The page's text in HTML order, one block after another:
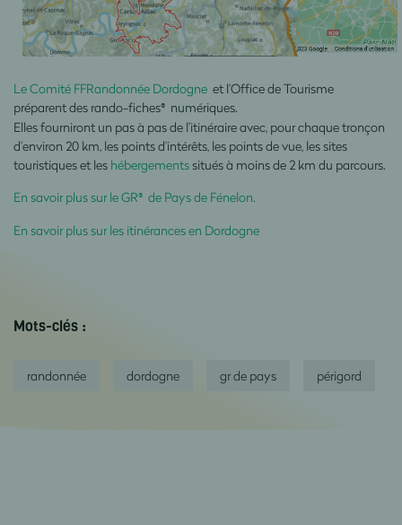
Le Comité FFRandonnée Dordogne et l’Office de Tourisme
préparent des rando-fiches® numériques.
Elles fourniront un pas à pas de l’itinéraire avec, pour chaque tronçon
d’environ 20 km, les points d’intérêts, les points de vue, les sites
touristiques et les hébergements situés à moins de 2 km du parcours.
En savoir plus sur le GR® de Pays de Fénelon.
En savoir plus sur les itinérances en Dordogne
Mots-clés :
randonnée dordogne gr de pays périgord